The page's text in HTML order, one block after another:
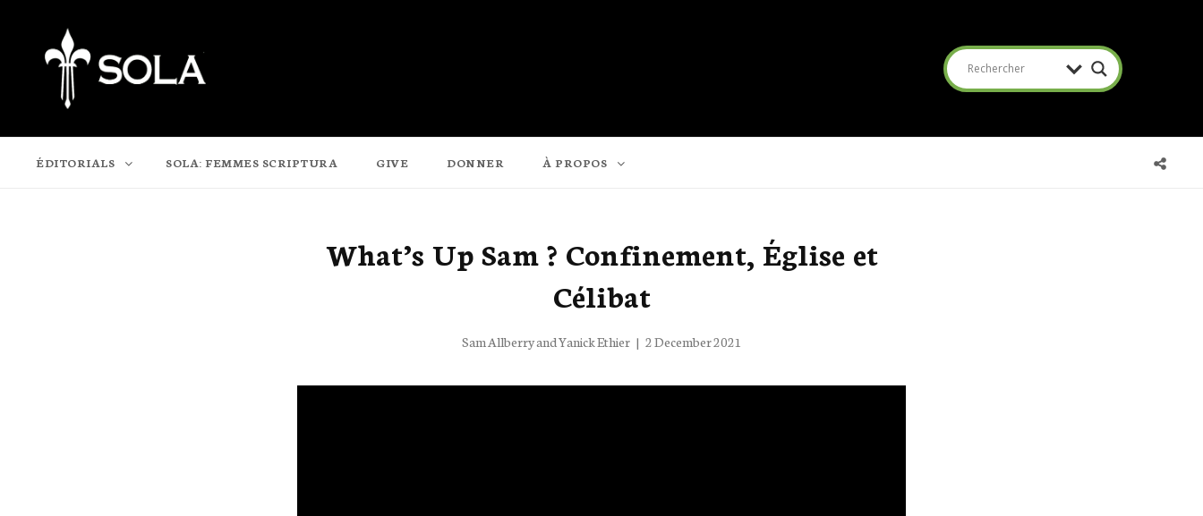
SOLA
Coalition pour l'Évangile
ÉDITORIALS SOLA: FEMMES SCRIPTURA GIVE DONNER À PROPOS
What’s Up Sam ? Confinement, Église et
Célibat
Sam AllberryandYanick Ethier
Posted
2 December 2021